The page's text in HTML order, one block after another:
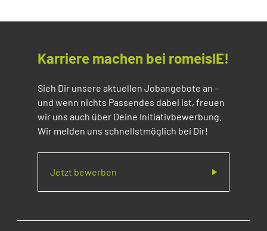
Karriere machen bei romeisIE!
Sieh Dir unsere aktuellen Jobangebote an –
und wenn nichts Passendes dabei ist, freuen
wir uns auch über Deine Initiativbewerbung.
Wir melden uns schnellstmöglich bei Dir!
Jetzt bewerben